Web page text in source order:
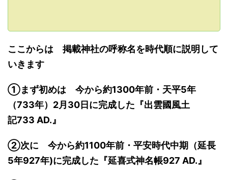
ここからは 掲載神社の呼称名を時代順に説明して
いきます
①まず初めは 今から約1300年前・ 天平5年
（733年）2月30日に完成した 『出雲國風土
記733 AD.』
➁次に 今から約1100年前・ 平安時代中期（延長
5年927年)に完成した 『延喜式神名帳927 AD.』